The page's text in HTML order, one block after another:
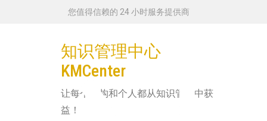
您值得信赖的 24 小时服务提供商
知识管理中心
KMCenter
让每个机构和个人都从知识管理中获
益！